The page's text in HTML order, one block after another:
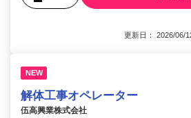
更新日： 2026/
NEW
解体工事オペレーター
伍高興業株式会社